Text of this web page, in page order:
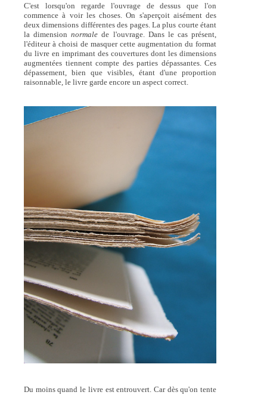
C'est lorsqu'on regarde l'ouvrage de dessus que l'on
commence à voir les choses. On s'aperçoit aisément des
deux dimensions différentes des pages. La plus courte étant
la dimensionnormale de l'ouvrage. Dans le cas présent,
l'éditeur à choisi de masquer cette augmentation du format
du livre en imprimant des couvertures dont les dimensions
augmentées tiennent compte des parties dépassantes. Ces
dépassement, bien que visibles, étant d'une proportion
raisonnable, le livre garde encore un aspect correct.
Du moins quand le livre est entrouvert. Car dès qu'on tente